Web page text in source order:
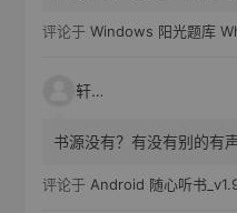
评论于 Windows 阳光题库
轩爸
书源没有？有没有别的有
评论于 Android 随心听书